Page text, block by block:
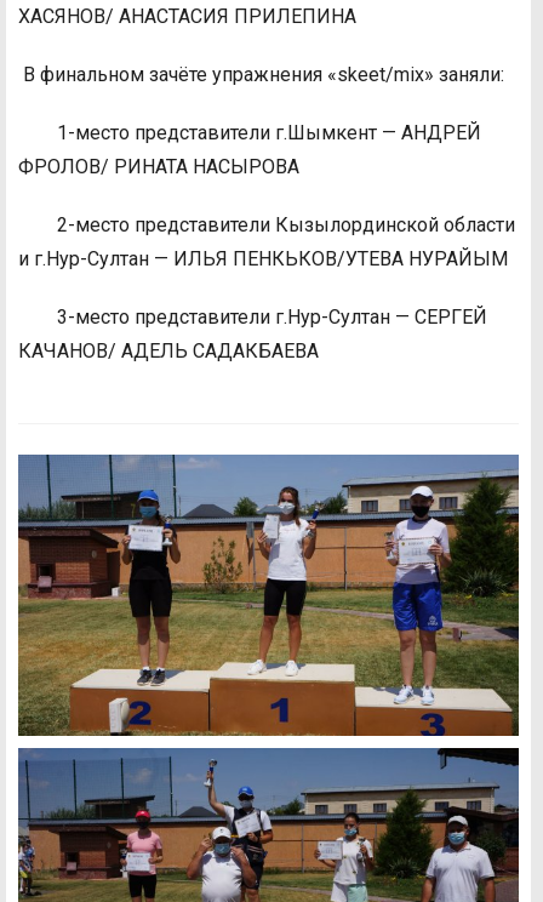
ХАСЯНОВ/ АНАСТАСИЯ ПРИЛЕПИНА
В финальном зачёте упражнения «skeet/mix» заняли:
1-место представители г.Шымкент — АНДРЕЙ
ФРОЛОВ/ РИНАТА НАСЫРОВА
2-место представители Кызылординской области
и г.Нур-Султан — ИЛЬЯ ПЕНКЬКОВ/УТЕВА НУРАЙЫМ
3-место представители г.Нур-Султан — СЕРГЕЙ
КАЧАНОВ/ АДЕЛЬ САДАКБАЕВА